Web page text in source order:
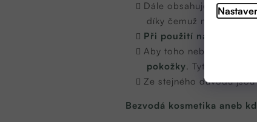
Dále obsahuje celou
díky čemuž nám zajistí
Při použití na kůži se
Aby toho nebylo málo,
pokožky. Tyto látky
Ze stejného důvodu
Bezvodá kosmetika aneb